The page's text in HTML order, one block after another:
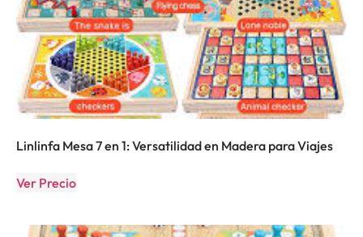
Linlinfa Mesa 7 en 1: Versatilidad en Madera para Viajes
Ver Precio